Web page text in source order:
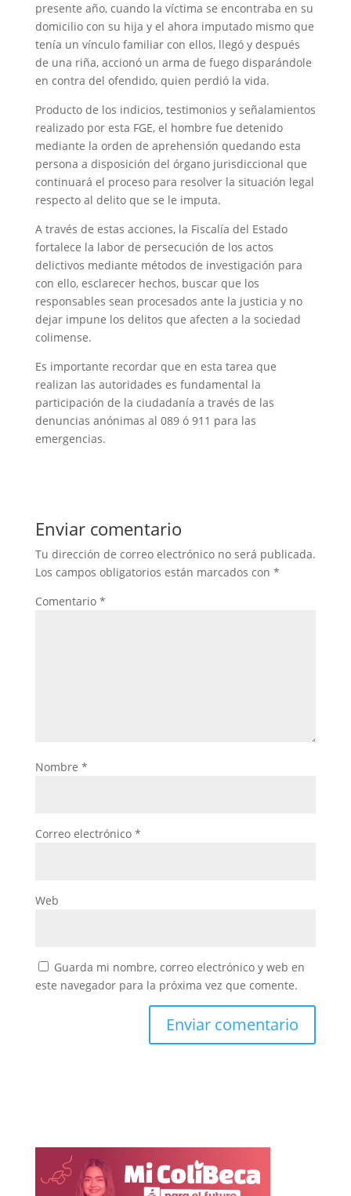
presente año, cuando la víctima se encontraba en su
domicilio con su hija y el ahora imputado mismo que
tenía un vínculo familiar con ellos, llegó y después
de una riña, accionó un arma de fuego disparándole
en contra del ofendido, quien perdió la vida.
Producto de los indicios, testimonios y señalamientos
realizado por esta FGE, el hombre fue detenido
mediante la orden de aprehensión quedando esta
persona a disposición del órgano jurisdiccional que
continuará el proceso para resolver la situación legal
respecto al delito que se le imputa.
A través de estas acciones, la Fiscalía del Estado
fortalece la labor de persecución de los actos
delictivos mediante métodos de investigación para
con ello, esclarecer hechos, buscar que los
responsables sean procesados ante la justicia y no
dejar impune los delitos que afecten a la sociedad
colimense.
Es importante recordar que en esta tarea que
realizan las autoridades es fundamental la
participación de la ciudadanía a través de las
denuncias anónimas al 089 ó 911 para las
emergencias.
Enviar comentario
Tu dirección de correo electrónico no será publicada.
Los campos obligatorios están marcados con *
Comentario *
Nombre *
Correo electrónico *
Web
Guarda mi nombre, correo electrónico y web en
este navegador para la próxima vez que comente.